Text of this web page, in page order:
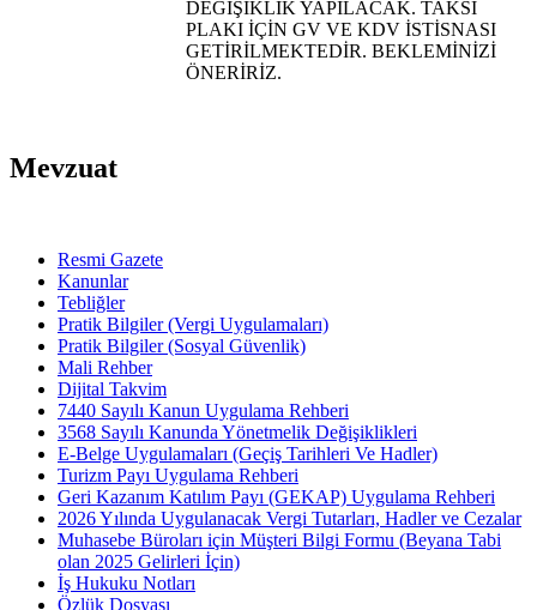
DEĞİŞİKLİK YAPILACAK. TAKSİ
PLAKI İÇİN GV VE KDV İSTİSNASI
GETİRİLMEKTEDİR. BEKLEMİNİZİ
ÖNERİRİZ.
Mevzuat
Resmi Gazete
Kanunlar
Tebliğler
Pratik Bilgiler (Vergi Uygulamaları)
Pratik Bilgiler (Sosyal Güvenlik)
Mali Rehber
Dijital Takvim
7440 Sayılı Kanun Uygulama Rehberi
3568 Sayılı Kanunda Yönetmelik Değişiklikleri
E-Belge Uygulamaları (Geçiş Tarihleri Ve Hadler)
Turizm Payı Uygulama Rehberi
Geri Kazanım Katılım Payı (GEKAP) Uygulama Rehberi
2026 Yılında Uygulanacak Vergi Tutarları, Hadler ve Cezalar
Muhasebe Büroları için Müşteri Bilgi Formu (Beyana Tabi
olan 2025 Gelirleri İçin)
İş Hukuku Notları
Özlük Dosyası